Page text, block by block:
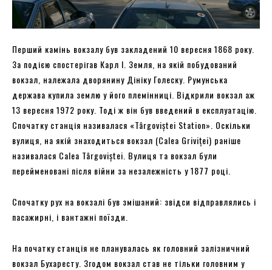
Перший камінь вокзалу був закладений 10 вересня 1868 року.
За подією спостерігав Карл І. Земля, на якій побудований
вокзал, належала дворянину Дініку Голеску. Румунська
держава купила землю у його племінниці. Відкрили вокзал аж
13 вересня 1972 року. Тоді ж він був введений в експлуатацію.
Спочатку станція називалася «Târgoviștei Station». Оскільки
вулиця, на якій знаходиться вокзал (Calea Griviței) раніше
називалася Calea Târgoviștei. Вулиця та вокзал були
перейменовані після війни за незалежність у 1877 році.
Спочатку рух на вокзалі був змішаний: звідси відправлялись і
пасажирні, і вантажні поїзди.
На початку станція не планувалась як головний залізничний
вокзал Бухаресту. Згодом вокзал став не тільки головним у